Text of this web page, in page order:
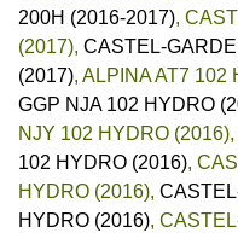
200H (2016-2017),
(2017), CASTEL-
(2017), ALPINA AT7 102
GGP NJA 102 HYDRO
NJY 102 HYDRO (2016),
102 HYDRO (2016),
HYDRO (2016),
HYDRO (2016),